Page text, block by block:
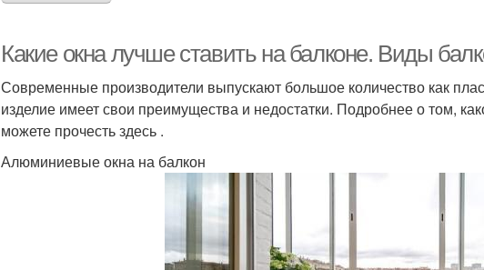
Какие окна лучше ставить на балконе. Виды
Современные производители выпускают большое количество как
изделие имеет свои преимущества и недостатки. Подробнее о том,
можете прочесть здесь .
Алюминиевые окна на балкон